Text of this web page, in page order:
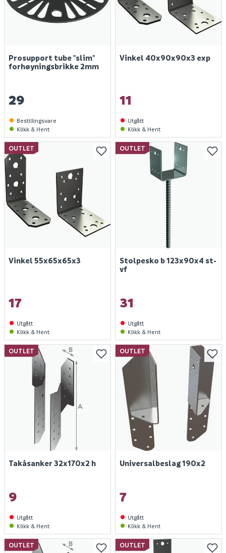
Prosupport tube "slim"
forhøyningsbrikke 2mm
29
Bestillingsvare
Klikk & Hent
Vinkel 40x90x90x3 exp
11
Utgått
Klikk & Hent
OUTLET
Vinkel 55x65x65x3
17
Utgått
Klikk & Hent
OUTLET
Stolpesko b 123x90x4 st-
vf
31
Utgått
Klikk & Hent
OUTLET
Takåsanker 32x170x2 h
9
Utgått
Klikk & Hent
OUTLET
Universalbeslag 190x2
7
Utgått
Klikk & Hent
OUTLET OUTLET